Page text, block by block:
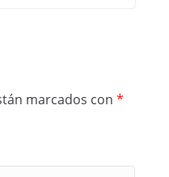
marcados con *